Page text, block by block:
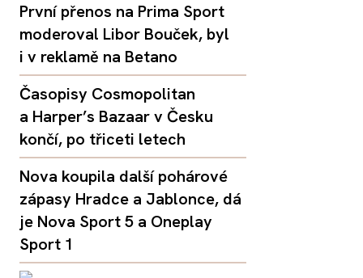
První přenos na Prima Sport
moderoval Libor Bouček, byl
i v reklamě na Betano
Časopisy Cosmopolitan
a Harper’s Bazaar v Česku
končí, po třiceti letech
Nova koupila další pohárové
zápasy Hradce a Jablonce, dá
je Nova Sport 5 a Oneplay
Sport 1